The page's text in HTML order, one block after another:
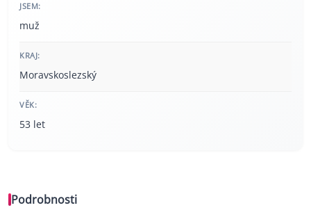
JSEM:
muž
KRAJ:
Moravskoslezský
VĚK:
53 let
Podrobnosti